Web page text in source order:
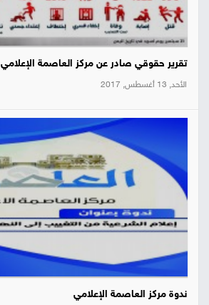
تقرير حقوقي صادر عن مركز العاصمة الإعلامي
الأحد, 13 أغسطس, 2017
ندوة مركز العاصمة الإعلامي